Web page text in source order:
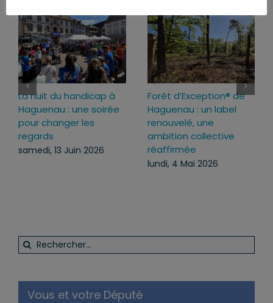
La nuit du handicap à
Haguenau : une soirée
pour changer les
regards
samedi, 13 Juin 2026
Forêt d’Exception® de
Haguenau : un label
renouvelé, une
ambition collective
réaffirmée
lundi, 4 Mai 2026
Rechercher:
Vous et votre Député